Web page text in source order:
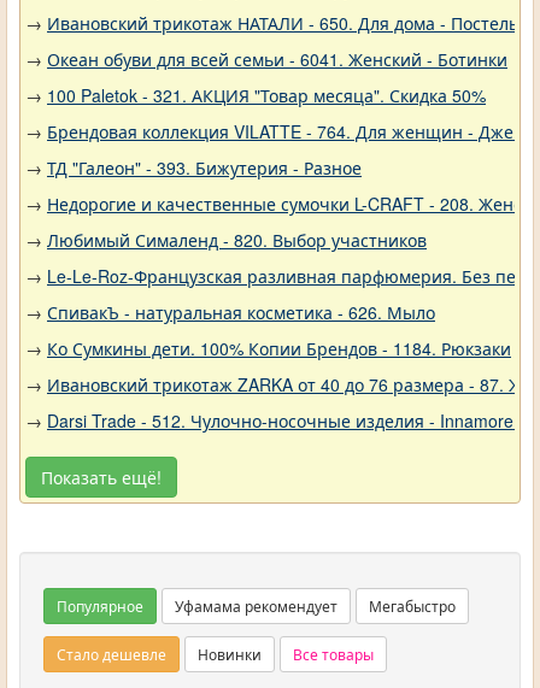
→ Ивановский трикотаж НАТАЛИ - 650. Для дома -
→ Океан обуви для всей семьи - 6041. Женский - Ботинки
→ 100 Paletok - 321. АКЦИЯ "Товар месяца". Скидка 50%
→ Брендовая коллекция VILATTE - 764. Для женщин -
→ ТД "Галеон" - 393. Бижутерия - Разное
→ Недорогие и качественные сумочки L-CRAFT - 208.
→ Любимый Сималенд - 820. Выбор участников
→ Le-Le-Roz-Французская разливная парфюмерия. Без
→ СпивакЪ - натуральная косметика - 626. Мыло
→ Ко Сумкины дети. 100% Копии Брендов - 1184. Рюкзаки
→ Ивановский трикотаж ZARKA от 40 до 76 размера - 87.
→ Darsi Trade - 512. Чулочно-носочные изделия - Innamore
Показать ещё!
Популярное Уфамама рекомендует Мегабыстро
Стало дешевле Новинки Все товары